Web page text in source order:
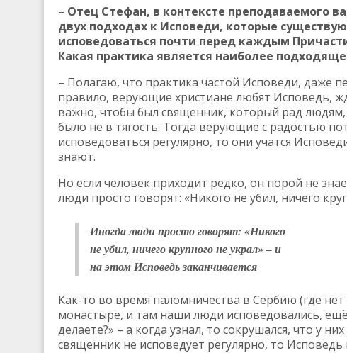
– Отец Стефан, в контексте преподаваемого
двух подходах к Исповеди, которые
исповедоваться почти перед каждым
Какая практика является наиболее
– Полагаю, что практика частой Исповеди, даже
правило, верующие христиане любят Исповедь,
важно, чтобы был священник, который рад
было не в тягость. Тогда верующие с радостью
исповедоваться регулярно, то они учатся
знают.
Но если человек приходит редко, он порой не
люди просто говорят: «Никого не убил, ничего
Иногда люди просто говорят: «Никого
не убил, ничего крупного не украл» – и
на этом Исповедь заканчивается
Как-то во время паломничества в Сербию (где
монастыре, и там наши люди исповедовались,
делаете?» – а когда узнал, то сокрушался, что у
священник не исповедует регулярно, то